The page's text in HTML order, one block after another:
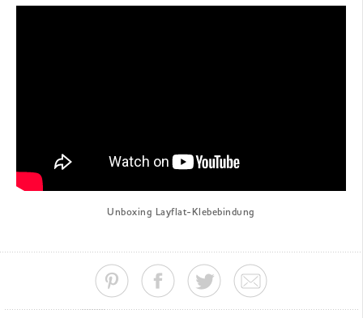
Unboxing Layflat-Klebebindung